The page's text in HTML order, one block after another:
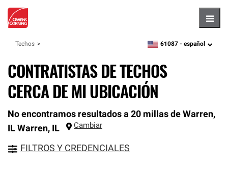
Techos zipcode,language
61087 - español
CONTRATISTAS DE TECHOS
CERCA DE MI UBICACIÓN
No encontramos resultados a 20 millas de Warren,
IL Warren, IL Cambiar
FILTROS Y CREDENCIALES